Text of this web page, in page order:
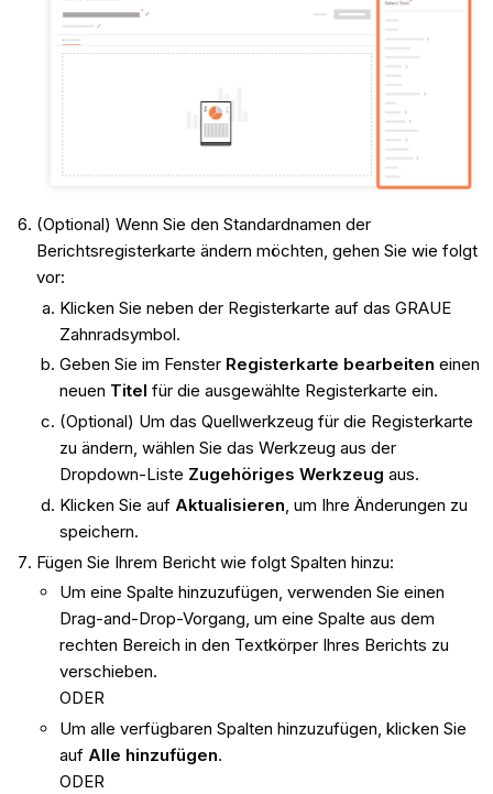
(Optional) Wenn Sie den Standardnamen der
Berichtsregisterkarte ändern möchten, gehen Sie wie folgt
vor:
Klicken Sie neben der Registerkarte auf das GRAUE
Zahnradsymbol.
Geben Sie im Fenster Registerkarte bearbeiten einen
neuen Titel für die ausgewählte Registerkarte ein.
(Optional) Um das Quellwerkzeug für die Registerkarte
zu ändern, wählen Sie das Werkzeug aus der
Dropdown-Liste Zugehöriges Werkzeug aus.
Klicken Sie auf Aktualisieren, um Ihre Änderungen zu
speichern.
Fügen Sie Ihrem Bericht wie folgt Spalten hinzu:
Um eine Spalte hinzuzufügen, verwenden Sie einen
Drag-and-Drop-Vorgang, um eine Spalte aus dem
rechten Bereich in den Textkörper Ihres Berichts zu
verschieben.
ODER
Um alle verfügbaren Spalten hinzuzufügen, klicken Sie
auf Alle hinzufügen.
ODER